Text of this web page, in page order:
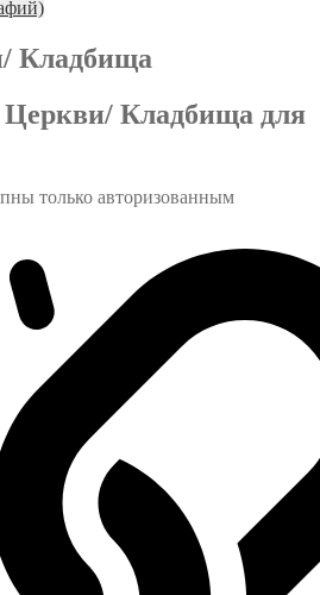
Кладбища
Кладбища для
только авторизованным